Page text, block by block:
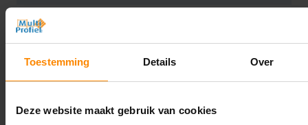
Toestemming Details Over
Deze website maakt gebruik van cookies
Hoogte:
2.500 mm
Diepte:
Lengte: